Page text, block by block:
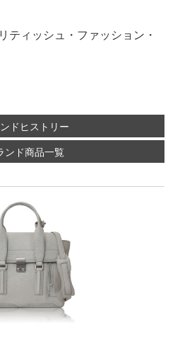
ティッシュ・ファッション・
ドヒストリー
ンド商品一覧